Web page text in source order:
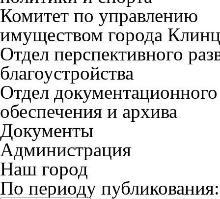
Комитет по управлению
имуществом города
Отдел перспективного
благоустройства
Отдел документационного
обеспечения и архива
Документы
Администрация
Наш город
По периоду публикования: